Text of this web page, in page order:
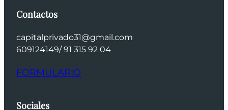
Contactos
capitalprivado31@gmail.com
609124149/ 91 315 92 04
FORMULARIO
Sociales